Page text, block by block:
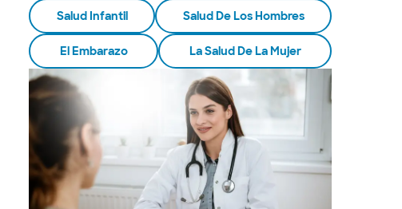
Salud Infantil Salud De Los Hombres
El Embarazo La Salud De La Mujer